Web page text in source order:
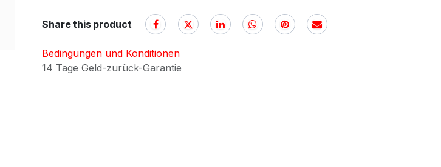
Share this product
Bedingungen und Konditionen
14 Tage Geld-zurück-Garantie